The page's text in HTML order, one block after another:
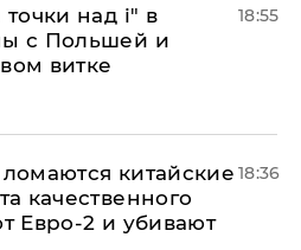
над і" в
с Польшей и
витке
18:55
китайские
качественного
Евро-2 и убивают
18:36